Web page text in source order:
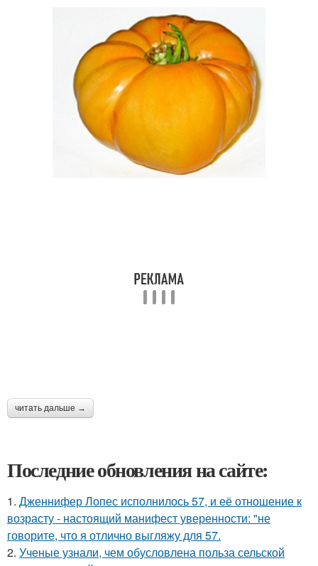
читать дальше →
Последние обновления на сайте:
1. Дженнифер Лопес исполнилось 57, и её отношение к
возрасту - настоящий манифест уверенности: "не
говорите, что я отлично выгляжу для 57.
2. Ученые узнали, чем обусловлена польза сельской